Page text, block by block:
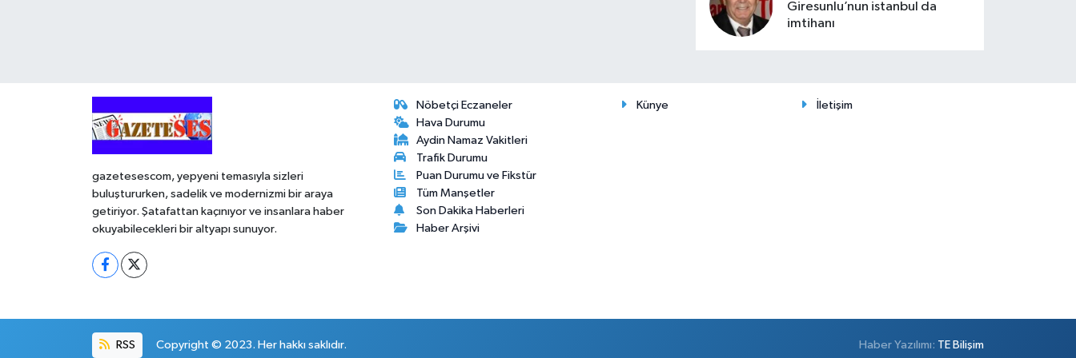
Giresunlu’nun istanbul da
imtihanı
gazetesescom, yepyeni temasıyla sizleri
buluştururken, sadelik ve modernizmi bir araya
getiriyor. Şatafattan kaçınıyor ve insanlara haber
okuyabilecekleri bir altyapı sunuyor.
Nöbetçi Eczaneler
Hava Durumu
Aydin Namaz Vakitleri
Trafik Durumu
Puan Durumu ve Fikstür
Tüm Manşetler
Son Dakika Haberleri
Haber Arşivi
Künye İletişim
RSS Copyright © 2023. Her hakkı saklıdır. Haber Yazılımı: TE Bilişim